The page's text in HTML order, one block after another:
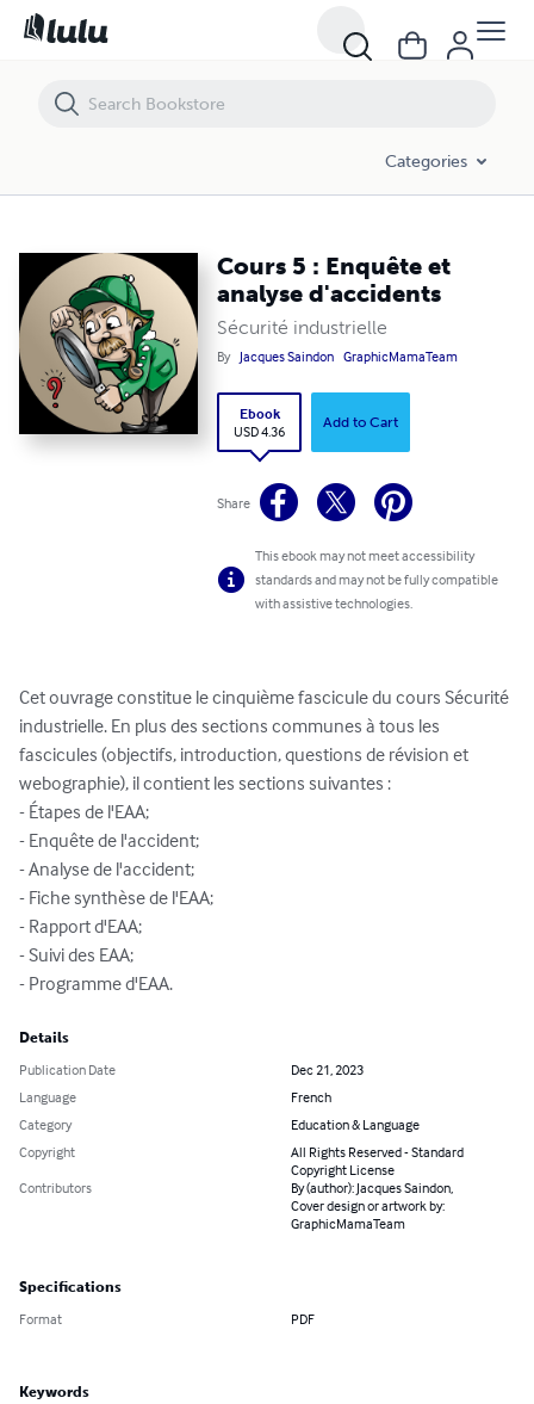
Categories
Cours 5 : Enquête et
analyse d'accidents
Sécurité industrielle
By Jacques Saindon GraphicMamaTeam
Ebook
USD 4.36
Add to Cart
Share
This ebook may not meet accessibility
standards and may not be fully compatible
with assistive technologies.
Cet ouvrage constitue le cinquième fascicule du cours Sécurité
industrielle. En plus des sections communes à tous les
fascicules (objectifs, introduction, questions de révision et
webographie), il contient les sections suivantes :
- Étapes de l'EAA;
- Enquête de l'accident;
- Analyse de l'accident;
- Fiche synthèse de l'EAA;
- Rapport d'EAA;
- Suivi des EAA;
- Programme d'EAA.
Details
Publication Date
Dec 21, 2023
Language
French
Category
Education & Language
Copyright
All Rights Reserved - Standard
Copyright License
Contributors
By (author): Jacques Saindon,
Cover design or artwork by:
GraphicMamaTeam
Specifications
Format PDF
Keywords
Cours 5 : Enquête et analyse d'accidents